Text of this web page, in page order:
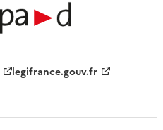
legifrance.gouv.fr